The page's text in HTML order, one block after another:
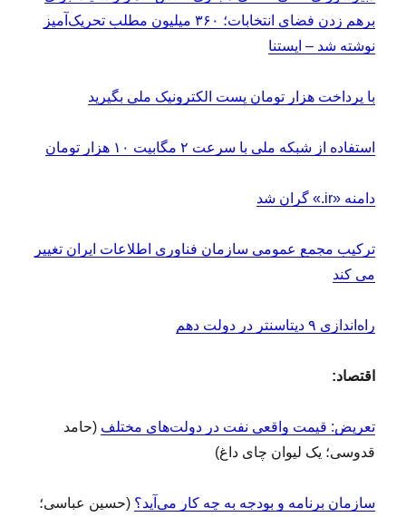
برهم زدن فضای انتخابات؛ ۳۶۰ میلیون مطلب تحریک‌آمیز
نوشته شد – ایستنا
با پرداخت هزار تومان پست الکترونیک ملی بگیرید
استفاده از شبکه ملی با سرعت ۲ مگابیت ۱۰ هزار تومان
دامنه «ir.» گران شد
ترکیب مجمع عمومی سازمان فناوری اطلاعات ایران تغییر
می کند
راه‌اندازی ۹ دیتاسنتر در دولت دهم
اقتصاد:
تعریض: قیمت واقعی نفت در دولت‌های مختلف (حامد
قدوسی؛ یک لیوان چای داغ)
سازمان برنامه و بودجه به چه کار می‌آید؟ (حسین عباسی؛